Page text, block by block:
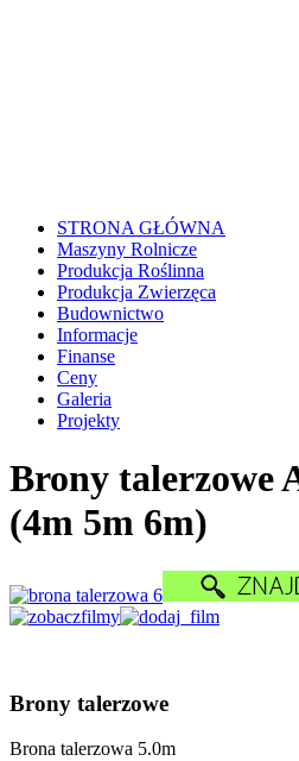
STRONA GŁÓWNA
Maszyny Rolnicze
Produkcja Roślinna
Produkcja Zwierzęca
Budownictwo
Informacje
Finanse
Ceny
Galeria
Projekty
Brony talerzowe
(4m 5m 6m)
Brony talerzowe
Brona talerzowa 5.0m